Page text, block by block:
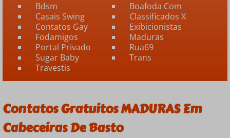
Bdsm
Boafoda Com
Casais Swing
Classificados X
Contatos Gay
Exibicionistas
Fodamigos
Maduras
Portal Privado
Rua69
Sugar Baby
Trans
Travestis
Contatos Gratuitos MADURAS Em
Cabeceiras De Basto